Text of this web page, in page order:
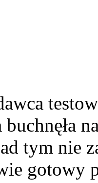
tym nie
gotowy